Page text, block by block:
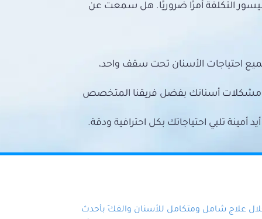
التكلفة أمرًا ضروريًا. هل سمعت عن
احتياجات الأسنان تحت سقف واحد،
مشكلات أسنانك بفضل فريقنا المتخصص
تلبي احتياجاتك بكل احترافية ودقة.
علاج شامل ومتكامل للأسنان والفكّ بأحدث